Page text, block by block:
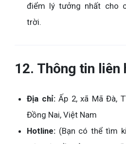
điểm lý tưởng nhất cho
trời.
12. Thông tin liên
Địa chỉ:Ấp 2, xã Mã Đà,
Đồng Nai, Việt Nam
Hotline: (Bạn có thể tìm